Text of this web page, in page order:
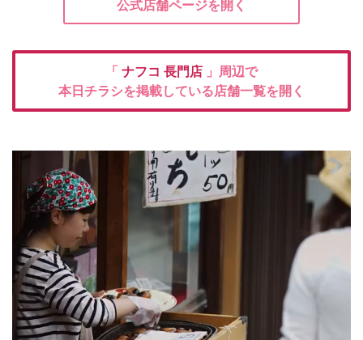
公式店舗ページを開く
「 ナフコ 長門店 」周辺で
本日チラシを掲載している店舗一覧を開く